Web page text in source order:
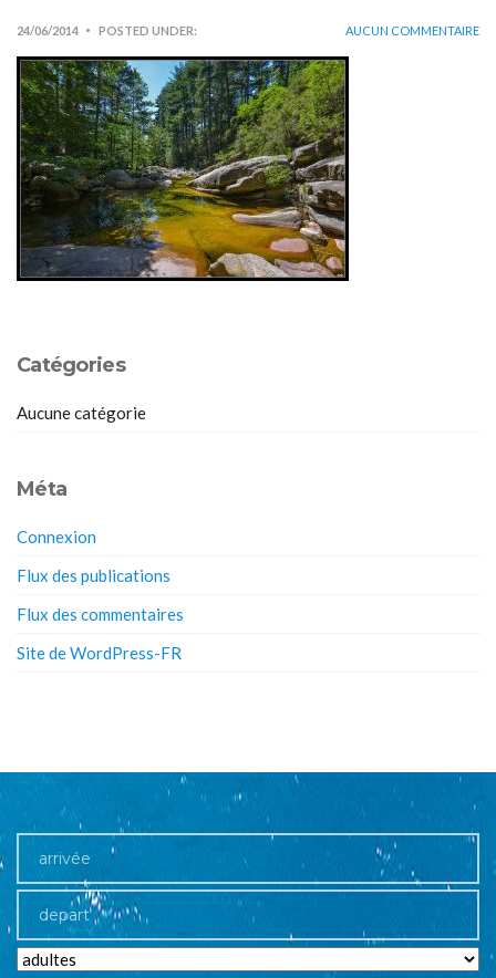
24/06/2014 POSTED UNDER: AUCUN COMMENTAIRE
Catégories
Aucune catégorie
Méta
Connexion
Flux des publications
Flux des commentaires
Site de WordPress-FR